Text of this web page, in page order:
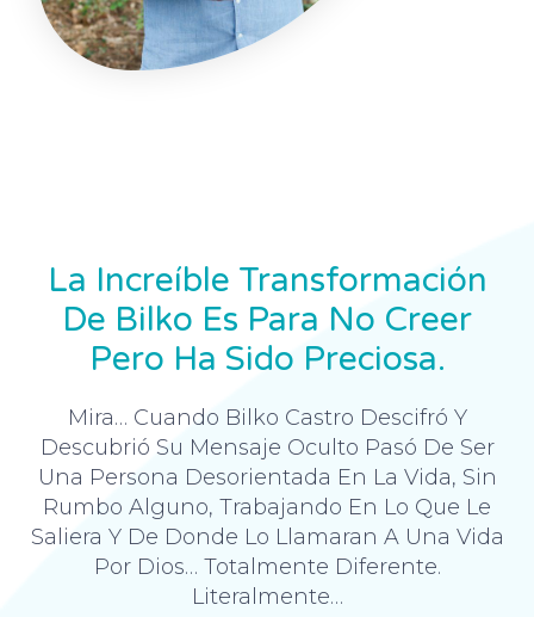
La Increíble Transformación
De Bilko Es Para No Creer
Pero Ha Sido Preciosa.
Mira… Cuando Bilko Castro Descifró Y
Descubrió Su Mensaje Oculto Pasó De Ser
Una Persona Desorientada En La Vida, Sin
Rumbo Alguno, Trabajando En Lo Que Le
Saliera Y De Donde Lo Llamaran A Una Vida
Por Dios… Totalmente Diferente.
Literalmente…